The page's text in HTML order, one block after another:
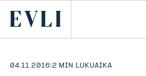
Primary
04.11.2016 |2 MIN LUKUAIKA